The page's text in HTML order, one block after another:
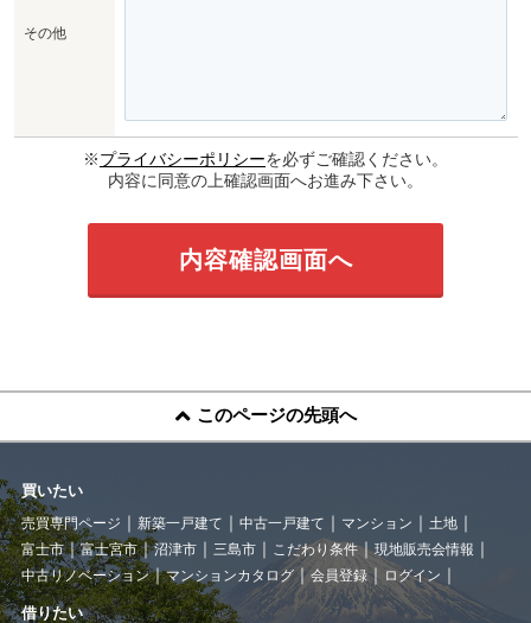
その他
※プライバシーポリシーを必ずご確認ください。
内容に同意の上確認画面へお進み下さい。
このページの先頭へ
買いたい
売買専門ページ 新築一戸建て 中古一戸建て マンション
土地
富士市
富士宮市 沼津市 三島市 こだわり条件
現地販売会情報
中古リノベーション
マンションカタログ 会員登録 ログイン
借りたい